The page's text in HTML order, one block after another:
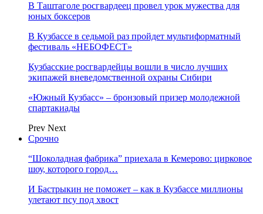
В Таштаголе росгвардеец провел урок мужества для
юных боксеров
В Кузбассе в седьмой раз пройдет мультиформатный
фестиваль «НЕБОФЕСТ»
Кузбасские росгвардейцы вошли в число лучших
экипажей вневедомственной охраны Сибири
«Южный Кузбасс» – бронзовый призер молодежной
спартакиады
Prev Next
Срочно
“Шоколадная фабрика” приехала в Кемерово: цирковое
шоу, которого город…
И Бастрыкин не поможет – как в Кузбассе миллионы
улетают псу под хвост